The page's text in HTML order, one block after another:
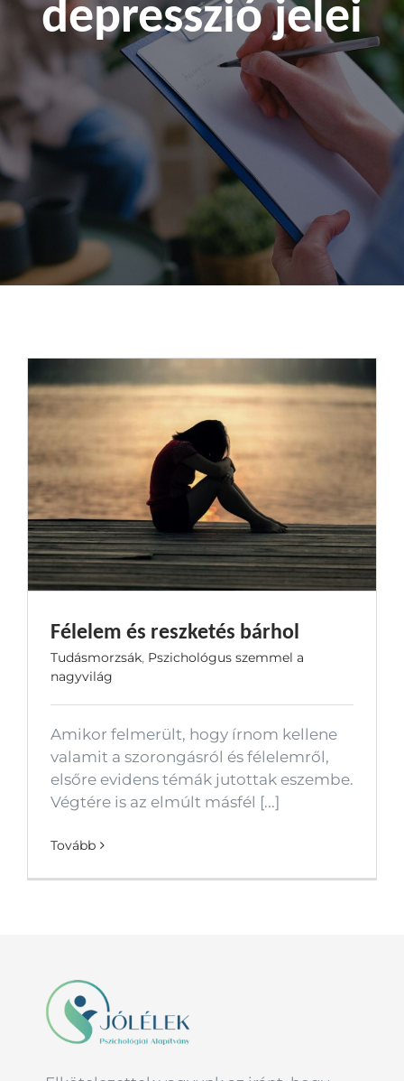
Kapcsolat
depresszió jelei
Félelem és reszketés bárhol
Tudásmorzsák, Pszichológus szemmel a
nagyvilág
Amikor felmerült, hogy írnom kellene
valamit a szorongásról és félelemről,
elsőre evidens témák jutottak eszembe.
Végtére is az elmúlt másfél [...]
Tovább